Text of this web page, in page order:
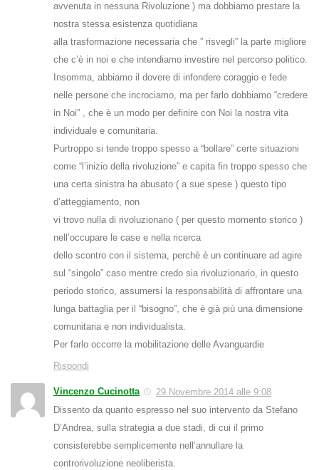
avvenuta in nessuna Rivoluzione ) ma dobbiamo prestare la
nostra stessa esistenza quotidiana
alla trasformazione necessaria che ” risvegli” la parte migliore
che c’è in noi e che intendiamo investire nel percorso politico.
Insomma, abbiamo il dovere di infondere coraggio e fede
nelle persone che incrociamo, ma per farlo dobbiamo “credere
in Noi” , che è un modo per definire con Noi la nostra vita
individuale e comunitaria.
Purtroppo si tende troppo spesso a “bollare” certe situazioni
come “l’inizio della rivoluzione” e capita fin troppo spesso che
una certa sinistra ha abusato ( a sue spese ) questo tipo
d’atteggiamento, non
vi trovo nulla di rivoluzionario ( per questo momento storico )
nell’occupare le case e nella ricerca
dello scontro con il sistema, perchè è un continuare ad agire
sul “singolo” caso mentre credo sia rivoluzionario, in questo
periodo storico, assumersi la responsabilità di affrontare una
lunga battaglia per il “bisogno”, che è già più una dimensione
comunitaria e non individualista.
Per farlo occorre la mobilitazione delle Avanguardie
Rispondi
Vincenzo Cucinotta
29 Novembre 2014 alle 9:08
Dissento da quanto espresso nel suo intervento da Stefano
D’Andrea, sulla strategia a due stadi, di cui il primo
consisterebbe semplicemente nell’annullare la
controrivoluzione neoliberista.